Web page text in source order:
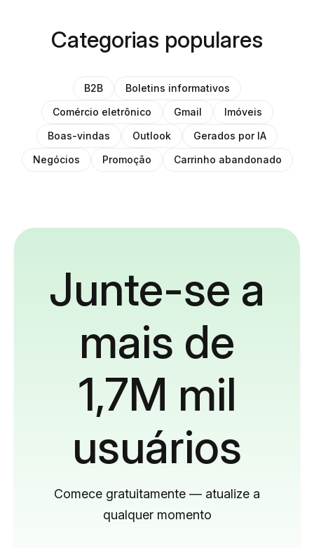
Categorias populares
B2B
Boletins informativos
Comércio eletrônico
Gmail
Imóveis
Boas-vindas
Outlook
Gerados por IA
Negócios
Promoção Carrinho abandonado
Junte-se a
mais de
1,7M mil
usuários
Comece gratuitamente — atualize a
qualquer momento